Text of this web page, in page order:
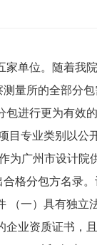
单位。随着我
量所的全部分
进行更为有效
目专业类别以公
为广州市设计院
格分包方名录
（一）具有独立
业资质证书，